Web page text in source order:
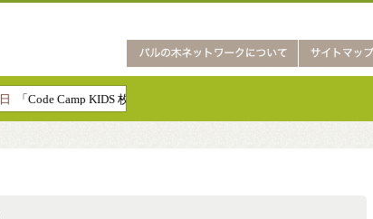
「Code Camp KIDS 枚方教室」が枚方つーしんに掲載されました!